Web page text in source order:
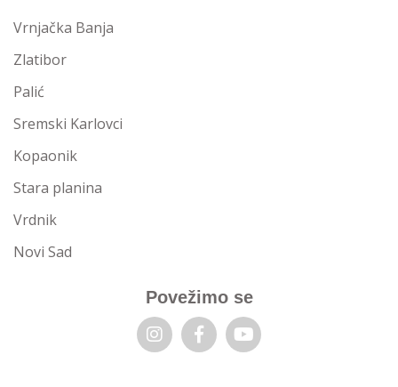
Vrnjačka Banja
Zlatibor
Palić
Sremski Karlovci
Kopaonik
Stara planina
Vrdnik
Novi Sad
Povežimo se